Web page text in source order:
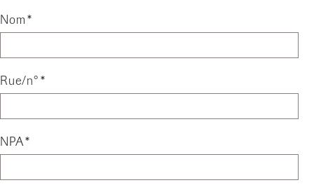
Nom
Rue/n°
NPA